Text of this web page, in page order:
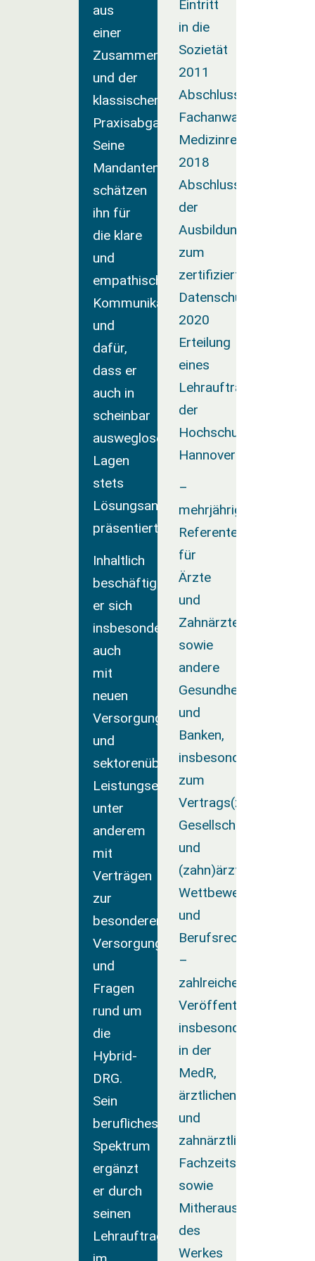
aus
einer
Zusammenarbeit
und der
klassischen
Praxisabgabe.
Seine
Mandanten
schätzen
ihn für
die klare
und
empathische
Kommunikation
und
dafür,
dass er
auch in
scheinbar
ausweglosen
Lagen
stets
Lösungsansätze
präsentiert.
Inhaltlich
beschäftigt
er sich
insbesondere
auch
mit
neuen
Versorgungsformen
und
sektorenübergreifender
Leistungserbringung,
unter
anderem
mit
Verträgen
zur
besonderen
Versorgung
und
Fragen
rund um
die
Hybrid-
DRG.
Sein
berufliches
Spektrum
ergänzt
er durch
seinen
Lehrauftrag
Eintritt
in die
Sozietät
2011
Abschluss
Fachanwaltslehrgang
Medizinrecht
2018
Abschluss
der
Ausbildung
zum
zertifizierten
2020
Erteilung
eines
Lehrauftrages
der
Hochschule
Hannover
–
mehrjährige
Referententätigkeit
für
Ärzte
und
Zahnärzte
sowie
andere
und
Banken,
insbesondere
zum
Gesellschaftsrecht
und
(zahn)ärztlichen
Wettbewerbsrecht
und
Berufsrecht
–
zahlreiche
Veröffentlichungen,
insbesondere
in der
MedR,
ärztlichen
und
zahnärztlichen
Fachzeitschriften
sowie
Mitherausgeber
des
Werkes